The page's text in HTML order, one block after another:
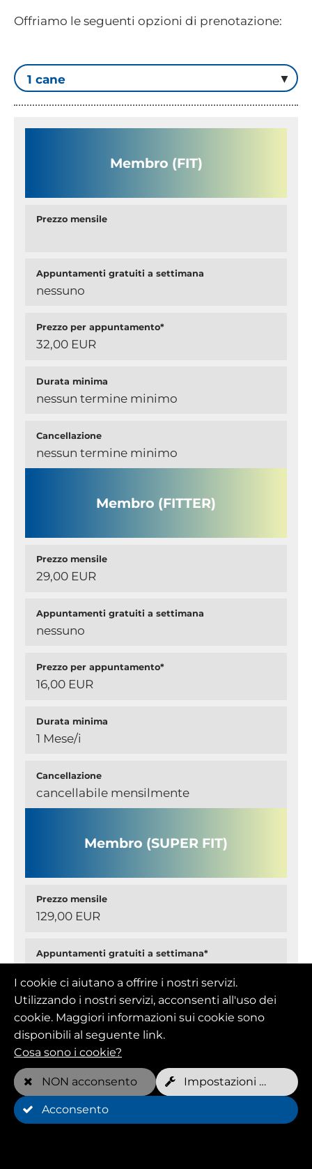
Offriamo le seguenti opzioni di prenotazione:
Membro (FIT)
Prezzo mensile
Appuntamenti gratuiti a settimana
nessuno
Prezzo per appuntamento*
32,00 EUR
Durata minima
nessun termine minimo
Cancellazione
nessun termine minimo
Membro (FITTER)
Prezzo mensile
29,00 EUR
Appuntamenti gratuiti a settimana
nessuno
Prezzo per appuntamento*
16,00 EUR
Durata minima
1 Mese/i
Cancellazione
cancellabile mensilmente
Membro (SUPER FIT)
Prezzo mensile
129,00 EUR
Appuntamenti gratuiti a settimana*
1 Mese/i
Cancellazione
I cookie ci aiutano a offrire i nostri servizi.
Utilizzando i nostri servizi, acconsenti all'uso dei
cookie. Maggiori informazioni sui cookie sono
disponibili al seguente link.
Cosa sono i cookie?
NON acconsento Impostazioni dei cookie
Acconsento